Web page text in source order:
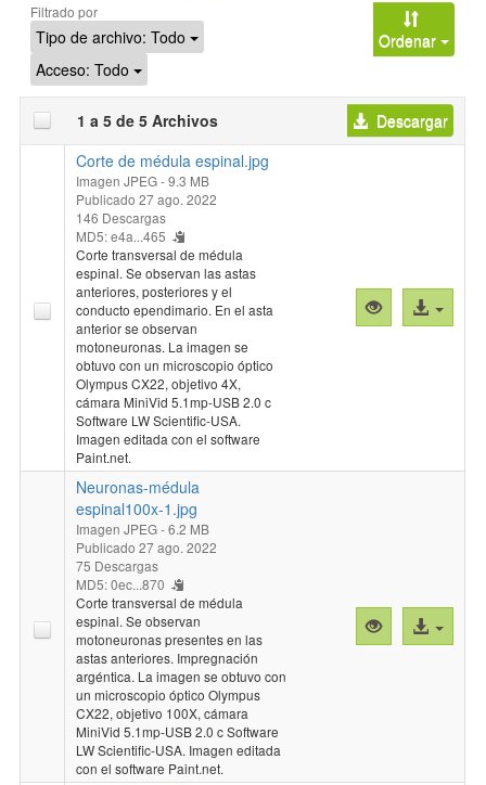
Filtrado por
Tipo de archivo: Todo
Acceso: Todo
Ordenar
1 a 5 de 5 Archivos
Descargar
Corte de médula espinal.jpg
Imagen JPEG- 9.3 MB
Publicado 27 ago. 2022
146 Descargas
MD5: e4a...465
Corte transversal de médula
espinal. Se observan las astas
anteriores, posteriores y el
conducto ependimario. En el asta
anterior se observan
motoneuronas. La imagen se
obtuvo con un microscopio óptico
Olympus CX22, objetivo 4X,
cámara MiniVid 5.1mp-USB 2.0 c
Software LW Scientific-USA.
Imagen editada con el software
Paint.net.
Vista
previa
Acceso
al
Neuronas-médula
espinal100x-1.jpg
Imagen JPEG- 6.2 MB
Publicado 27 ago. 2022
75 Descargas
MD5: 0ec...870
Corte transversal de médula
espinal. Se observan
motoneuronas presentes en las
astas anteriores. Impregnación
argéntica. La imagen se obtuvo con
un microscopio óptico Olympus
CX22, objetivo 100X, cámara
MiniVid 5.1mp-USB 2.0 c Software
LW Scientific-USA. Imagen editada
con el software Paint.net.
Vista
previa
Acceso
al